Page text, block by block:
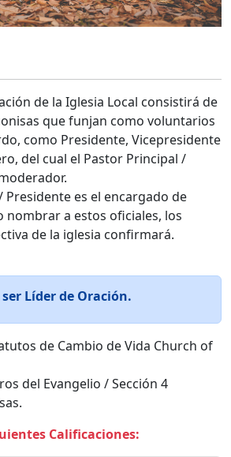
de la Iglesia Local consistirá de
que funjan como voluntarios
como Presidente, Vicepresidente
del cual el Pastor Principal /
Presidente es el encargado de
nombrar a estos oficiales, los
de la iglesia confirmará.
Líder de Oración.
de Cambio de Vida Church of
del Evangelio / Sección 4
Calificaciones: